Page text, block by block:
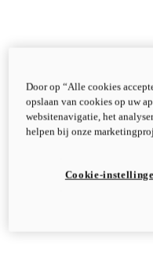
Door op “Alle cookies
opslaan van cookies op uw
websitenavigatie, het
helpen bij onze
Cookie-